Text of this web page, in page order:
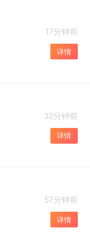
17分钟前
详情
32分钟前
详情
57分钟前
详情